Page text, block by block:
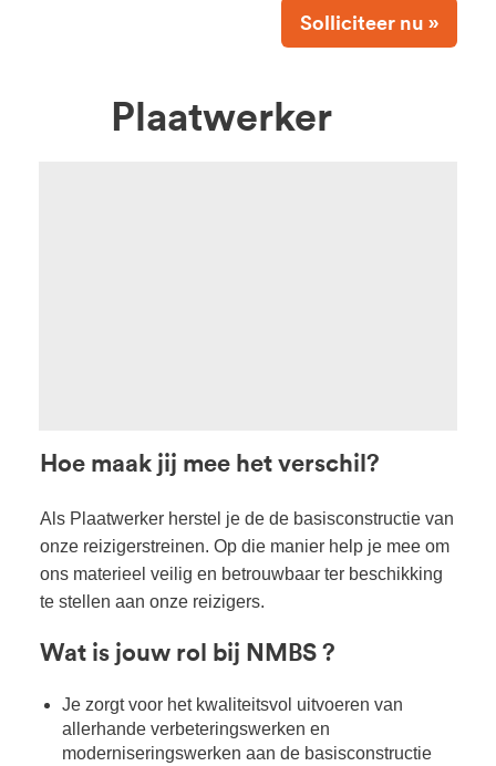
Solliciteer nu »
Plaatwerker
Hoe maak jij mee het verschil?
Als Plaatwerker herstel je de de basisconstructie van
onze reizigerstreinen. Op die manier help je mee om
ons materieel veilig en betrouwbaar ter beschikking
te stellen aan onze reizigers.
Wat is jouw rol bij NMBS ?
Je zorgt voor het kwaliteitsvol uitvoeren van
allerhande verbeteringswerken en
moderniseringswerken aan de basisconstructie